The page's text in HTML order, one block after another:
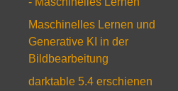
Maschinelles Lernen und
Generative KI in der
Bildbearbeitung
darktable 5.4 erschienen